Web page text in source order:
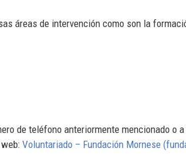
áreas de intervención como son la
de teléfono anteriormente mencionado o
Voluntariado – Fundación Mornese